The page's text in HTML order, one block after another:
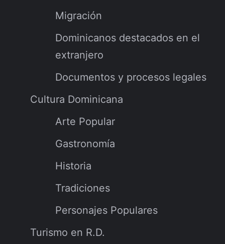
Migración
Dominicanos destacados en el
extranjero
Documentos y procesos legales
Cultura Dominicana
Arte Popular
Gastronomía
Historia
Tradiciones
Personajes Populares
Turismo en R.D.